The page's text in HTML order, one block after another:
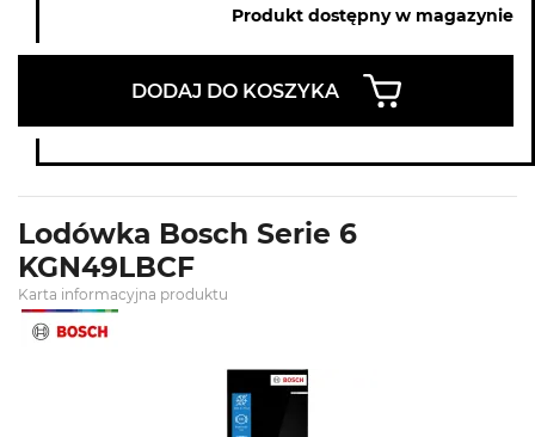
Produkt dostępny w magazynie
DODAJ DO KOSZYKA
Lodówka Bosch Serie 6
KGN49LBCF
Karta informacyjna produktu